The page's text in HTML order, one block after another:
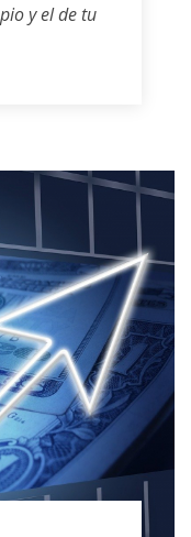
y el de tu